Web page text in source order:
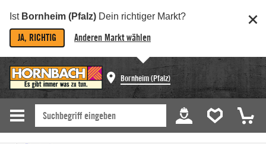
Ist Bornheim (Pfalz) Dein richtiger Markt?
JA, RICHTIG Anderen Markt wählen
Bornheim (Pfalz)